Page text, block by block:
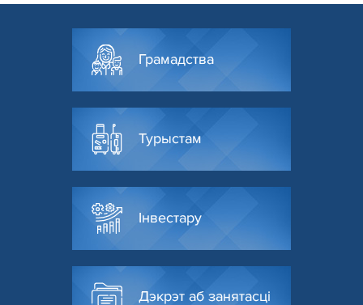
Грамадства
Турыстам
Інвестару
Дэкрэт аб занятасці